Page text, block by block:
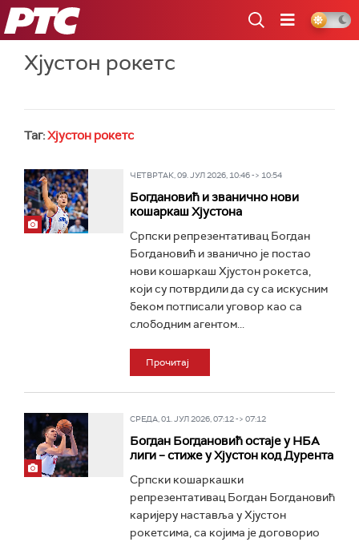
РТС
Хјустон рокетс
Таг:Хјустон рокетс
ЧЕТВРТАК, 09. ЈУЛ 2026, 10:46 -> 10:54
Богдановић и званично нови
кошаркаш Хјустона
Српски репрезентативац Богдан
Богдановић и званично је постао
нови кошаркаш Хјустон рокетса,
који су потврдили да су са искусним
беком потписали уговор као са
слободним агентом...
Прочитај
СРЕДА, 01. ЈУЛ 2026, 07:12 -> 07:12
Богдан Богдановић остаје у НБА
лиги – стиже у Хјустон код Дурента
Српски кошаркашки
репрезентативац Богдан Богдановић
каријеру наставља у Хјустон
рокетсима, са којима је договорио